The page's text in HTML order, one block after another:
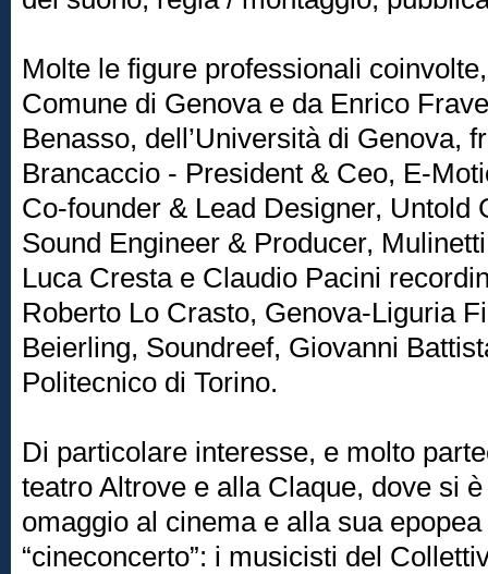
Molte le figure professionali
Comune di Genova e da Enrico
Benasso, dell’Università di Genova,
Brancaccio - President & Ceo, E-
Co-founder & Lead Designer, Untold
Sound Engineer & Producer,
Luca Cresta e Claudio Pacini
Roberto Lo Crasto, Genova-Liguria
Beierling, Soundreef, Giovanni
Politecnico di Torino.
Di particolare interesse, e molto
teatro Altrove e alla Claque, dove si
omaggio al cinema e alla sua
“cineconcerto”: i musicisti del